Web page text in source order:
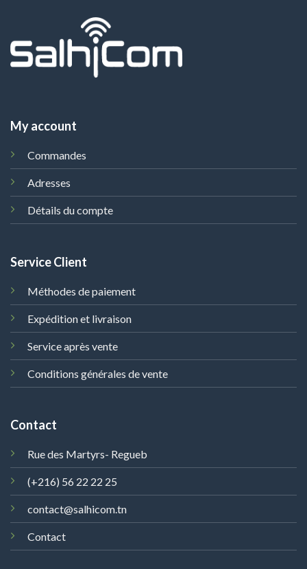
My account
Commandes
Adresses
Détails du compte
Service Client
Méthodes de paiement
Expédition et livraison
Service après vente
Conditions générales de vente
Contact
Rue des Martyrs- Regueb
(+216) 56 22 22 25
contact@salhicom.tn
Contact